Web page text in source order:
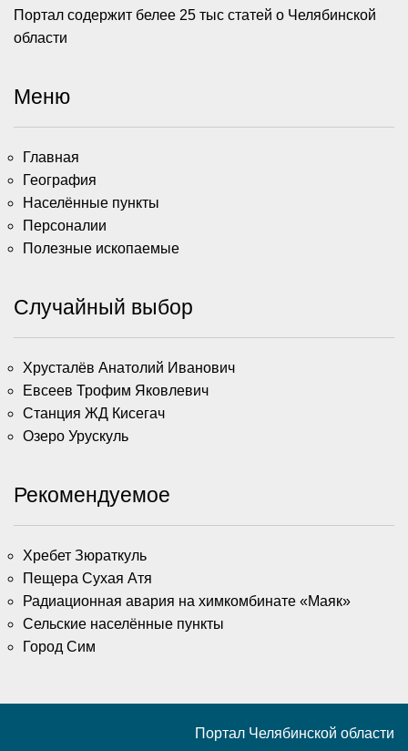
Портал содержит белее 25 тыс статей о Челябинской
области
Меню
Главная
География
Населённые пункты
Персоналии
Полезные ископаемые
Случайный выбор
Хрусталёв Анатолий Иванович
Евсеев Трофим Яковлевич
Станция ЖД Кисегач
Озеро Урускуль
Рекомендуемое
Хребет Зюраткуль
Пещера Сухая Атя
Радиационная авария на химкомбинате «Маяк»
Сельские населённые пункты
Город Сим
Портал Челябинской области